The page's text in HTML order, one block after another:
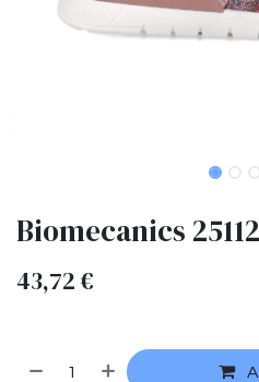
Biomecanics
43,72 €